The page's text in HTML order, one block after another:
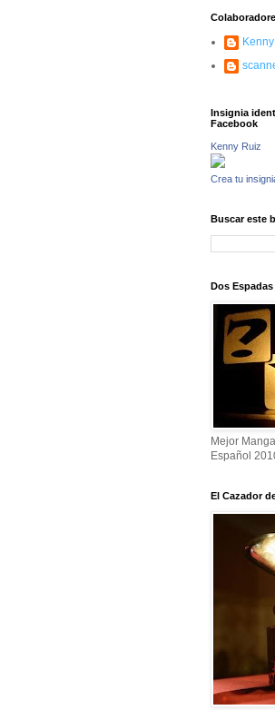
Insignia
Facebook
Kenny Ruiz
Crea tu
Buscar este
Dos Espadas
Mejor
Español
El Cazador